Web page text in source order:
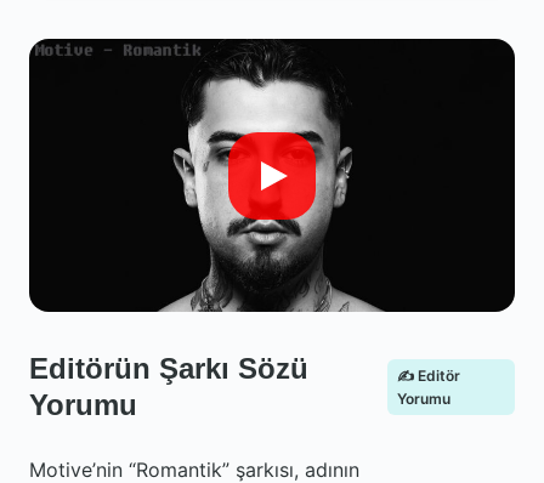
Editörün Şarkı Sözü
Yorumu
✍️ Editör
Yorumu
Motive’nin “Romantik” şarkısı, adının